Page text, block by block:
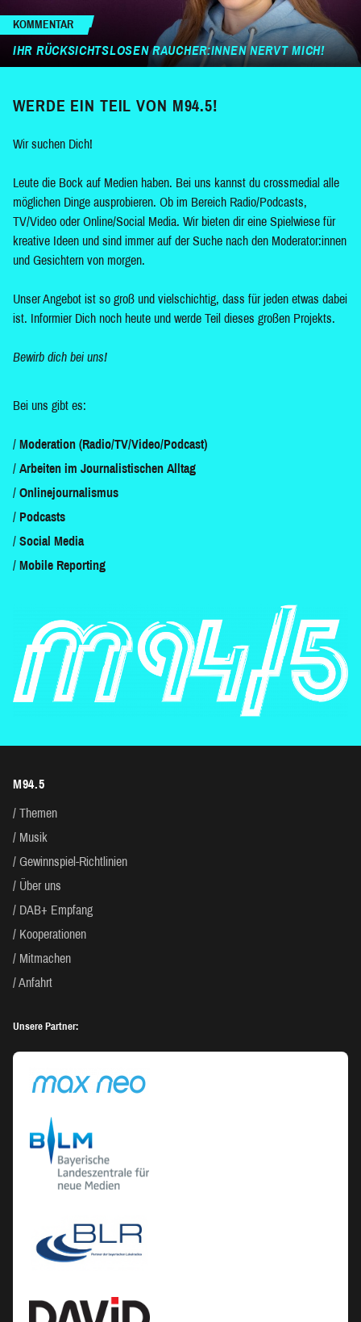
KOMMENTAR
IHR RÜCKSICHTSLOSEN RAUCHER:INNEN NERVT MICH!
WERDE EIN TEIL VON M94.5!
Wir suchen Dich!
Leute die Bock auf Medien haben. Bei uns kannst du crossmedial alle
möglichen Dinge ausprobieren. Ob im Bereich Radio/Podcasts,
TV/Video oder Online/Social Media. Wir bieten dir eine Spielwiese für
kreative Ideen und sind immer auf der Suche nach den Moderator:innen
und Gesichtern von morgen.
Unser Angebot ist so groß und vielschichtig, dass für jeden etwas dabei
ist. Informier Dich noch heute und werde Teil dieses großen Projekts.
Bewirb dich bei uns!
Bei uns gibt es:
Moderation (Radio/TV/Video/Podcast)
Arbeiten im Journalistischen Alltag
Onlinejournalismus
Podcasts
Social Media
Mobile Reporting
M94.5
Themen
Musik
Gewinnspiel-Richtlinien
Über uns
DAB+ Empfang
Kooperationen
Mitmachen
Anfahrt
Unsere Partner: